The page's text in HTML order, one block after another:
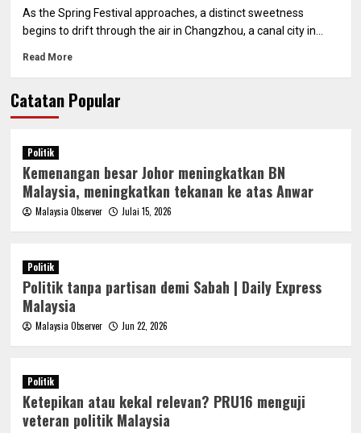
As the Spring Festival approaches, a distinct sweetness
begins to drift through the air in Changzhou, a canal city in...
Read More
Catatan Popular
Politik
Kemenangan besar Johor meningkatkan BN
Malaysia, meningkatkan tekanan ke atas Anwar
Malaysia Observer Julai 15, 2026
Politik
Politik tanpa partisan demi Sabah | Daily Express
Malaysia
Malaysia Observer Jun 22, 2026
Politik
Ketepikan atau kekal relevan? PRU16 menguji
veteran politik Malaysia